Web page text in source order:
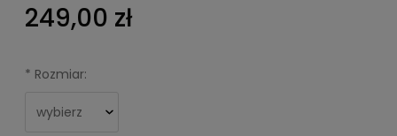
249,00 zł
* Rozmiar: